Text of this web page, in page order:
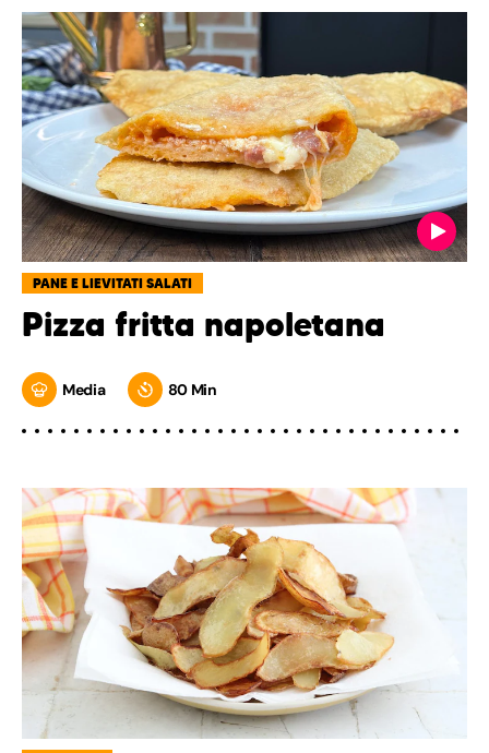
PANE E LIEVITATI SALATI
Pizza fritta napoletana
Media 80 Min